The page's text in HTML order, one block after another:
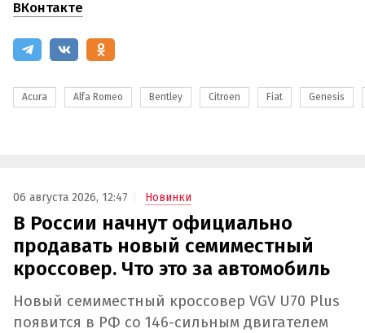
ВКонтакте
Acura Alfa Romeo Bentley Citroen Fiat Genesis
06 августа 2026, 12:47 Новинки
В России начнут официально
продавать новый семиместный
кроссовер. Что это за автомобиль
Новый семиместный кроссовер VGV U70 Plus
появится в РФ со 146-сильным двигателем